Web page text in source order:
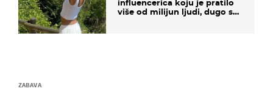
influencerica koju je pratilo
više od milijun ljudi, dugo se
ZABAVA